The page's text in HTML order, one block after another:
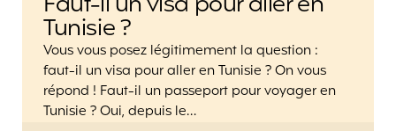
Tunisie ?
Vous vous posez légitimement la question :
faut-il un visa pour aller en Tunisie ? On vous
répond ! Faut-il un passeport pour voyager en
Tunisie ? Oui, depuis le…